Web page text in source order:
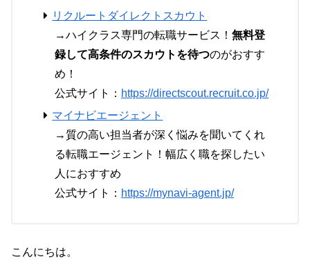
リクルートダイレクトスカウト
→ハイクラス専門の転職サービス！ 無料登
録して高条件のスカウトを待つのがおすす
め！
公式サイト： https://directscout.recruit.co.jp/
マイナビエージェント
→質の高い担当者が深く悩みを聞いてくれ
る転職エージェント！幅広く職を探したい
人におすすめ
公式サイト： https://mynavi-agent.jp/
こんにちは。